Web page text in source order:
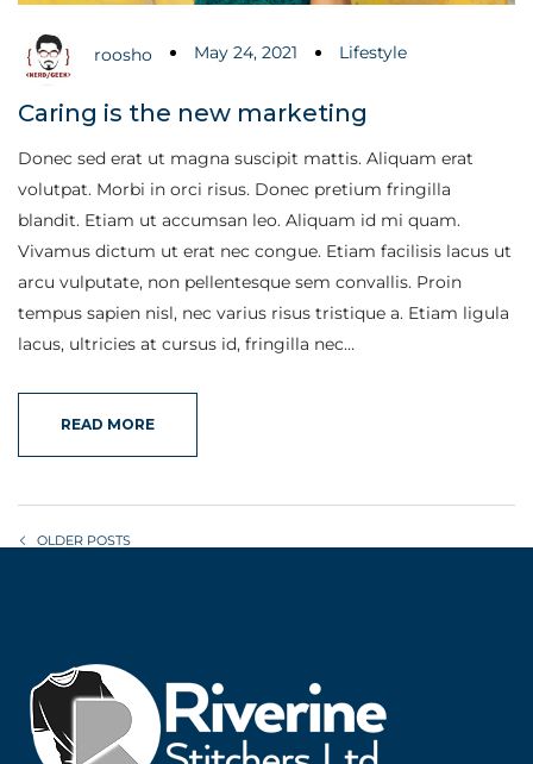
roosho May 24, 2021 Lifestyle
Caring is the new marketing
Donec sed erat ut magna suscipit mattis. Aliquam erat
volutpat. Morbi in orci risus. Donec pretium fringilla
blandit. Etiam ut accumsan leo. Aliquam id mi quam.
Vivamus dictum ut erat nec congue. Etiam facilisis lacus ut
arcu vulputate, non pellentesque sem convallis. Proin
tempus sapien nisl, nec varius risus tristique a. Etiam ligula
lacus, ultricies at cursus id, fringilla nec…
READ MORE
OLDER POSTS